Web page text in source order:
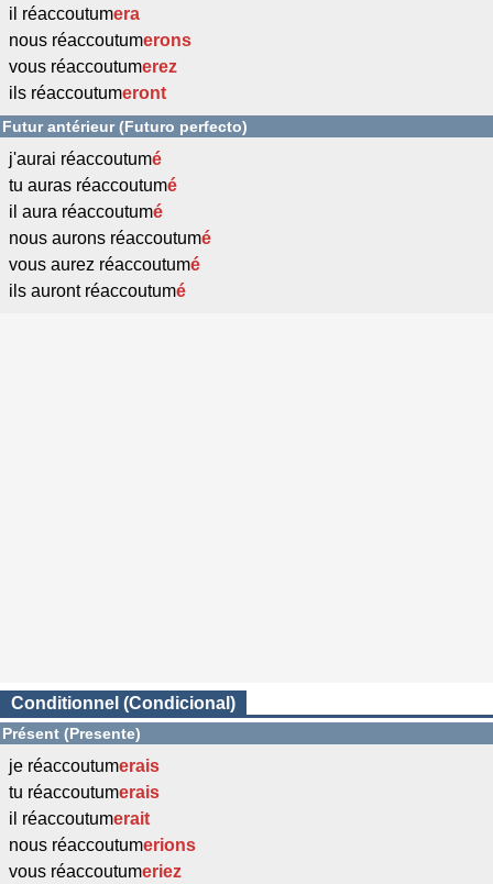
il réaccoutumera
nous réaccoutumerons
vous réaccoutumerez
ils réaccoutumeront
Futur antérieur (Futuro perfecto)
j'aurai réaccoutumé
tu auras réaccoutumé
il aura réaccoutumé
nous aurons réaccoutumé
vous aurez réaccoutumé
ils auront réaccoutumé
Conditionnel (Condicional)
Présent (Presente)
je réaccoutumerais
tu réaccoutumerais
il réaccoutumerait
nous réaccoutumerions
vous réaccoutumeriez